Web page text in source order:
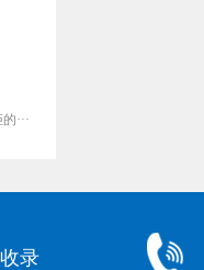
···
录